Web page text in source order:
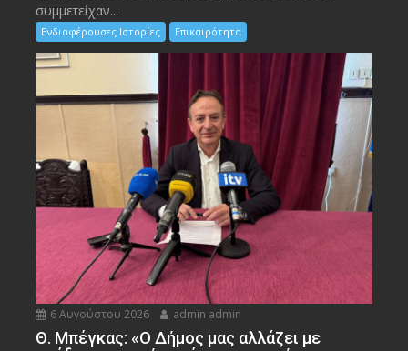
συμμετείχαν...
Ενδιαφέρουσες Ιστορίες Επικαιρότητα
6 Αυγούστου 2026 admin admin
Θ. Μπέγκας: «Ο Δήμος μας αλλάζει με